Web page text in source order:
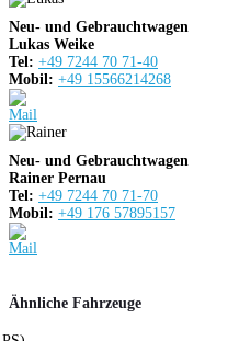
Neu- und Gebrauchtwagen
Lukas Weike
Tel: +49 7244 70 71-40
Mobil: +49 15566214268
Neu- und Gebrauchtwagen
Rainer Pernau
Tel: +49 7244 70 71-70
Mobil: +49 176 57895157
Ähnliche Fahrzeuge